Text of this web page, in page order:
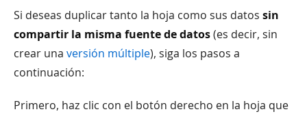
Si deseas duplicar tanto la hoja como sus datos sin
compartir la misma fuente de datos(es decir, sin
crear una versión múltiple), siga los pasos a
continuación:
Primero, haz clic con el botón derecho en la hoja que